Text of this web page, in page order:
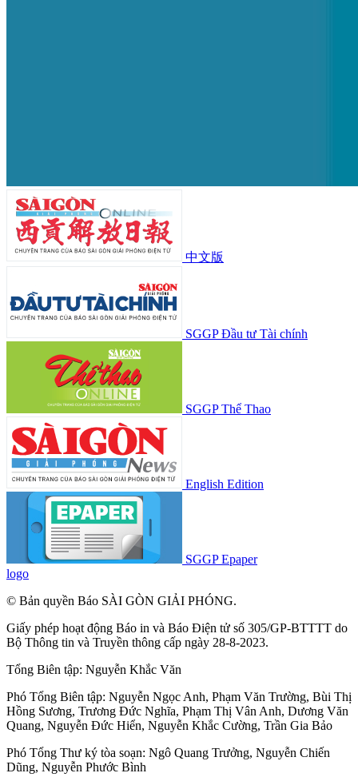
中文版
SGGP Đầu tư Tài chính
SGGP Thể Thao
English Edition
SGGP Epaper
logo
© Bản quyền Báo SÀI GÒN GIẢI PHÓNG.
Giấy phép hoạt động Báo in và Báo Điện tử số 305/GP-BTTTT do
Bộ Thông tin và Truyền thông cấp ngày 28-8-2023.
Tổng Biên tập: Nguyễn Khắc Văn
Phó Tổng Biên tập: Nguyễn Ngọc Anh, Phạm Văn Trường, Bùi Thị
Hồng Sương, Trương Đức Nghĩa, Phạm Thị Vân Anh, Dương Văn
Quang, Nguyễn Đức Hiển, Nguyễn Khắc Cường, Trần Gia Bảo
Phó Tổng Thư ký tòa soạn: Ngô Quang Trưởng, Nguyễn Chiến
Dũng, Nguyễn Phước Bình